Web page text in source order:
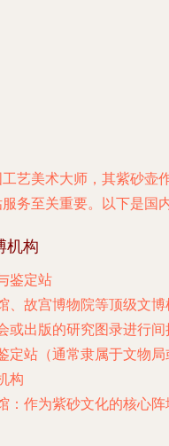
艺美术大师，其紫砂壶
务至关重要。以下是国
机构
鉴定站
、 故宫博物院等顶级文
或出版的研究图录进行间
定站 （通常隶属于文物
构
：作为紫砂文化的核心